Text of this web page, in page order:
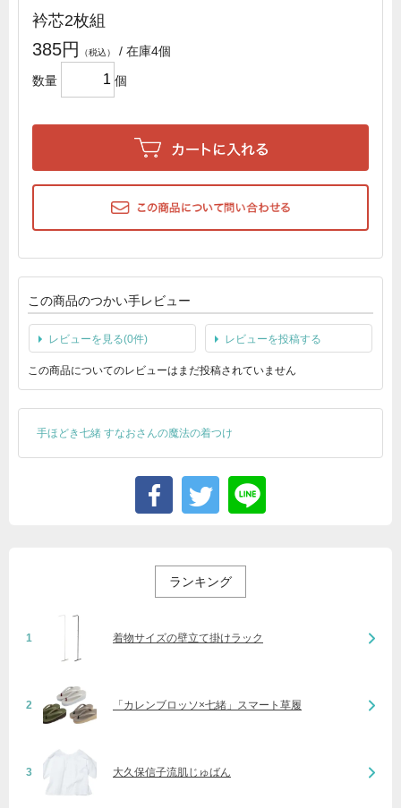
衿芯2枚組
385円 / 在庫4個
数量 個
この商品のつかい手レビュー
レビューを見る(0件) レビューを投稿する
この商品についてのレビューはまだ投稿されていません
手ほどき七緒 すなおさんの魔法の着つけ
ランキング
1 着物サイズの壁立て掛けラック
2 「カレンブロッソ×七緒」スマート草履
3 大久保信子流肌じゅばん